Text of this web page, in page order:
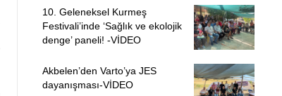
10. Geleneksel Kurmeş
Festivali’inde ‘Sağlık ve ekolojik
denge’ paneli! -VİDEO
Akbelen’den Varto’ya JES
dayanışması-VİDEO